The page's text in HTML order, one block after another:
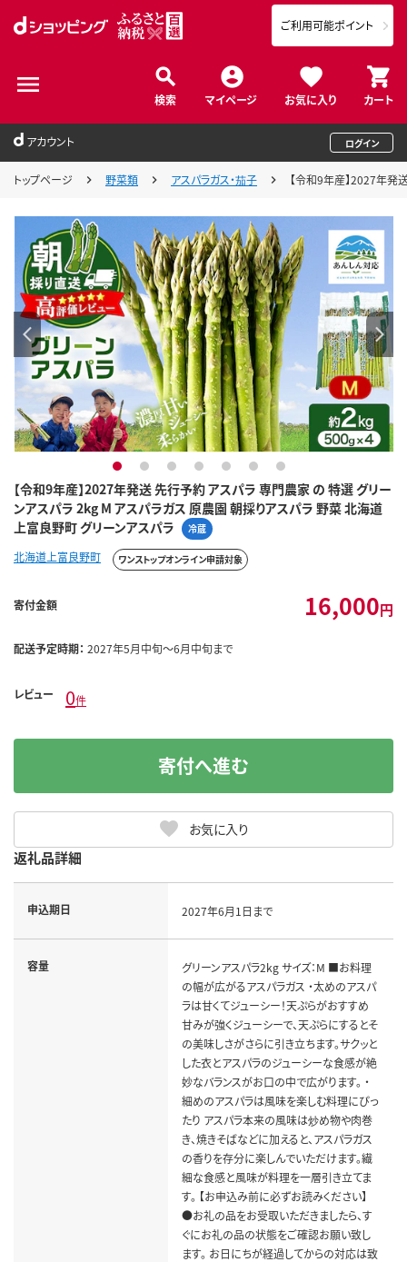
検索 マイページ お気に入り カート
ご利用可能ポイント
アカウント ログイン
トップページ 野菜類 アスパラガス・茄子 【令和9年産】2027年発
【令和9年産】2027年発送 先行予約 アスパラ 専門農家 の 特選 グリー
ンアスパラ 2kg M アスパラガス 原農園 朝採りアスパラ 野菜 北海道
上富良野町 グリーンアスパラ
冷蔵
1 2 3 4 5 6 7
北海道上富良野町 ワンストップオンライン申請対象
寄付金額 16,000円
配送予定時期： 2027年5月中旬～6月中旬まで
レビュー 0件
お気に入り
寄付へ進む
返礼品詳細
申込期日 2027年6月1日まで
容量
グリーンアスパラ2kg サイズ：M ■お料理
の幅が広がるアスパラガス ・太めのアスパ
ラは甘くてジューシー！天ぷらがおすすめ
甘みが強くジューシーで、天ぷらにするとそ
の美味しさがさらに引き立ちます。サクッと
した衣とアスパラのジューシーな食感が絶
妙なバランスがお口の中で広がります。 ・
細めのアスパラは風味を楽しむ料理にぴっ
たり アスパラ本来の風味は炒め物や肉巻
き、焼きそばなどに加えると、アスパラガス
の香りを存分に楽しんでいただけます。繊
細な食感と風味が料理を一層引き立てま
す。 【お申込み前に必ずお読みください】
●お礼の品をお受取いただきましたら、す
ぐにお礼の品の状態をご確認お願い致し
ます。 お日にちが経過してからの対応は致